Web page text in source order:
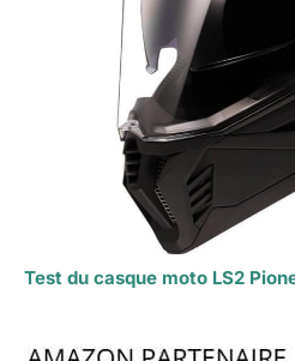
Test du casque moto LS2